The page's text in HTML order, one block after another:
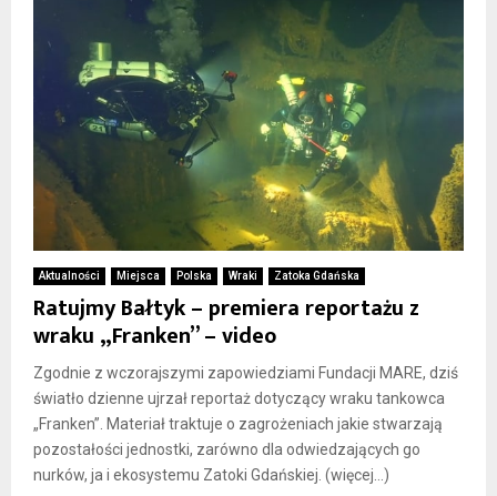
Aktualności Miejsca Polska Wraki Zatoka Gdańska
Ratujmy Bałtyk – premiera reportażu z
wraku „Franken” – video
Zgodnie z wczorajszymi zapowiedziami Fundacji MARE, dziś
światło dzienne ujrzał reportaż dotyczący wraku tankowca
„Franken”. Materiał traktuje o zagrożeniach jakie stwarzają
pozostałości jednostki, zarówno dla odwiedzających go
nurków, ja i ekosystemu Zatoki Gdańskiej. (więcej…)